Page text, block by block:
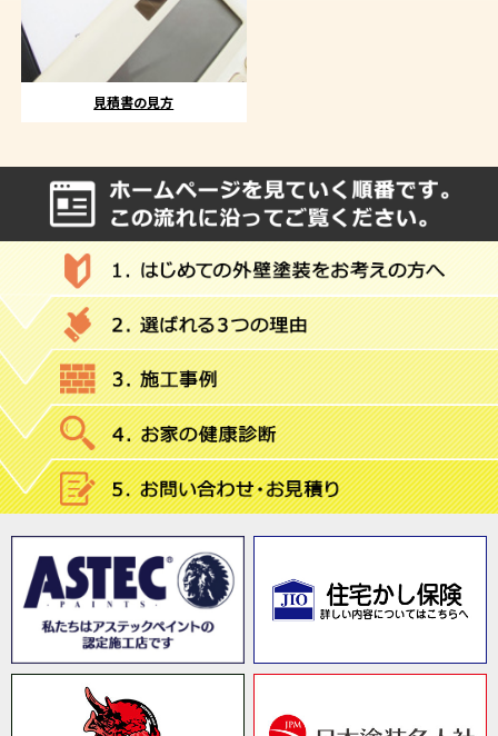
見積書の見方